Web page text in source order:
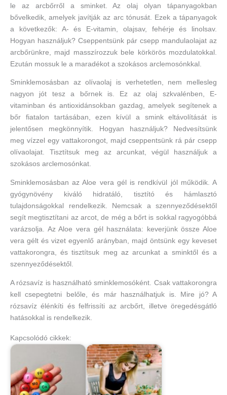
le az arcbőrről a sminket. Az olaj olyan tápanyagokban
bővelkedik, amelyek javítják az arc tónusát. Ezek a tápanyagok
a következők: A- és E-vitamin, olajsav, fehérje és linolsav.
Hogyan használjuk? Cseppentsünk pár csepp mandulaolajat az
arcbőrünkre, majd masszírozzuk bele körkörös mozdulatokkal.
Ezután mossuk le a maradékot a szokásos arclemosónkkal.
Sminklemosásban az olívaolaj is verhetetlen, nem mellesleg
nagyon jót tesz a bőrnek is. Ez az olaj szkvalénben, E-
vitaminban és antioxidánsokban gazdag, amelyek segítenek a
bőr fiatalon tartásában, ezen kívül a smink eltávolítását is
jelentősen megkönnyítik. Hogyan használjuk? Nedvesítsünk
meg vízzel egy vattakorongot, majd cseppentsünk rá pár csepp
olívaolajat. Tisztítsuk meg az arcunkat, végül használjuk a
szokásos arclemosónkat.
Sminklemosásban az Aloe vera gél is rendkívül jól működik. A
gyógynövény kiváló hidratáló, tisztító és hámlasztó
tulajdonságokkal rendelkezik. Nemcsak a szennyeződésektől
segít megtisztítani az arcot, de még a bőrt is sokkal ragyogóbbá
varázsolja. Az Aloe vera gél használata: keverjünk össze Aloe
vera gélt és vizet egyenlő arányban, majd öntsünk egy keveset
vattakorongra, és tisztítsuk meg az arcunkat a sminktől és a
szennyeződésektől.
A rózsavíz is használható sminklemosóként. Csak vattakorongra
kell csepegtetni belőle, és már használhatjuk is. Mire jó? A
rózsavíz élénkíti és felfrissíti az arcbőrt, illetve öregedésgátló
hatásokkal is rendelkezik.
Kapcsolódó cikkek: